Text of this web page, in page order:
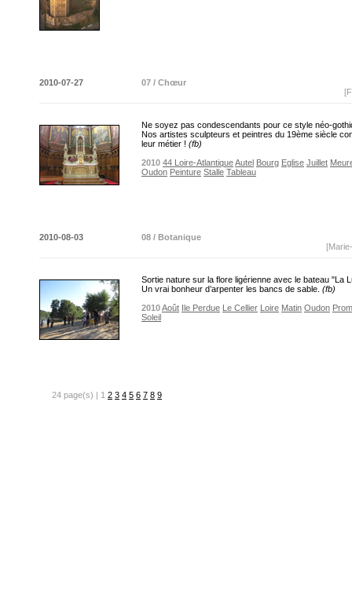
2010-07-27
07 / Chœur
Ne soyez pas condescendants pour ce style néo-
Nos artistes sculpteurs et peintres du 19ème siècle
leur métier ! (fb)
2010 44 Loire-AtlantiqueAutel Bourg Eglise Juillet
Oudon Peinture Stalle Tableau
2010-08-03
08 / Botanique
Sortie nature sur la flore ligérienne avec le bateau "La
Un vrai bonheur d’arpenter les bancs de sable. (fb)
2010Août Ile Perdue Le Cellier Loire Matin Oudon
Soleil
24 page(s) | 1 2 3 4 5 6 7 8 9